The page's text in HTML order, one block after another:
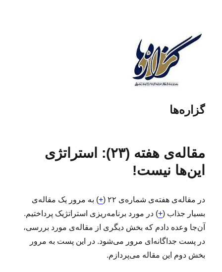
گزاره‌ها
مقاله‌ی هفته (۲۳): استراتژی
این‌ها نیست!
در مقاله‌ی هفته‌ی شمار‌ه‌ی ۲۲ ( +) به مرور یک مقاله‌ی
بسیار جذاب (+) در مورد برنامه‌ریزی استراتژیک پرداختیم.
آن‌جا وعده دادم که بخش دیگری از مقاله‌ی مورد بررسی،
در پست جداگانه‌ای مرور می‌شود. در این پست به مرور
بخش دوم این مقاله می‌پردازم.